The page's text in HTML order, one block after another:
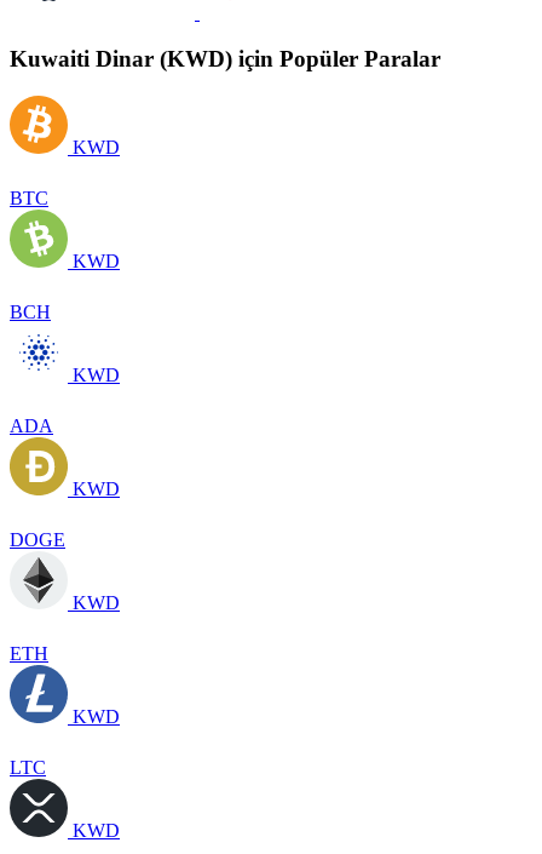
Kuwaiti Dinar (KWD) için Popüler Paralar
KWD
BTC
KWD
BCH
KWD
ADA
KWD
DOGE
KWD
ETH
KWD
LTC
KWD